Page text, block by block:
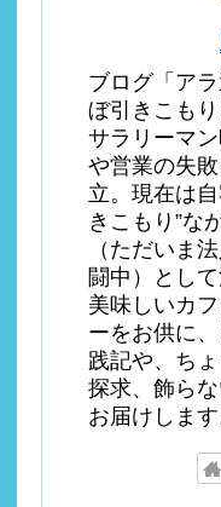
ブログ「ア
ぼ引きこもり
サラリーマ
や営業の失
立。現在は自
きこもり”な
（ただいま
闘中）とし
美味しいカ
ーをお供に
践記や、ち
探求、飾ら
お届けします